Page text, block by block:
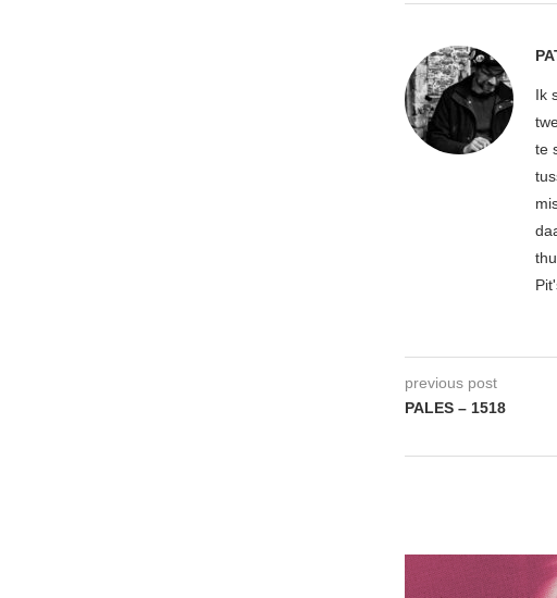
Ik
te
previous post
PALES – 1518